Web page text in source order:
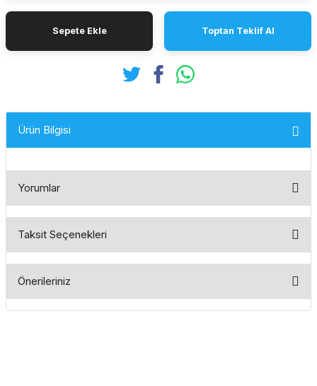
Sepete Ekle Toptan Teklif Al
Ürün Bilgisi
Yorumlar
Taksit Seçenekleri
Önerileriniz